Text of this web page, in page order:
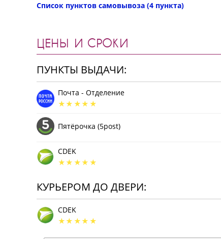
Список пунктов самовывоза (4 пункта)
ЦЕНЫ И СРОКИ
ПУНКТЫ ВЫДАЧИ:
Почта - Отделение
Пятёрочка (5post)
CDEK
КУРЬЕРОМ ДО ДВЕРИ:
CDEK